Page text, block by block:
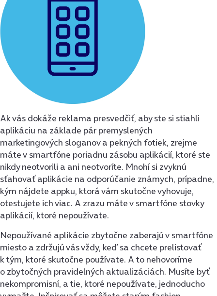
Ak vás dokáže reklama presvedčiť, aby ste si stiahli
aplikáciu na základe pár premyslených
marketingových sloganov a pekných fotiek, zrejme
máte v smartfóne poriadnu zásobu aplikácií, ktoré ste
nikdy neotvorili a ani neotvoríte. Mnohí si zvyknú
sťahovať aplikácie na odporúčanie známych, prípadne,
kým nájdete appku, ktorá vám skutočne vyhovuje,
otestujete ich viac. A zrazu máte v smartfóne stovky
aplikácií, ktoré nepoužívate.
Nepoužívané aplikácie zbytočne zaberajú v smartfóne
miesto a zdržujú vás vždy, keď sa chcete prelistovať
k tým, ktoré skutočne používate. A to nehovoríme
o zbytočných pravidelných aktualizáciách. Musíte byť
nekompromisní, a tie, ktoré nepoužívate, jednoducho